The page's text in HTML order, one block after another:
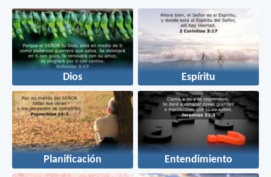
Dios Espíritu
Planificación Entendimiento